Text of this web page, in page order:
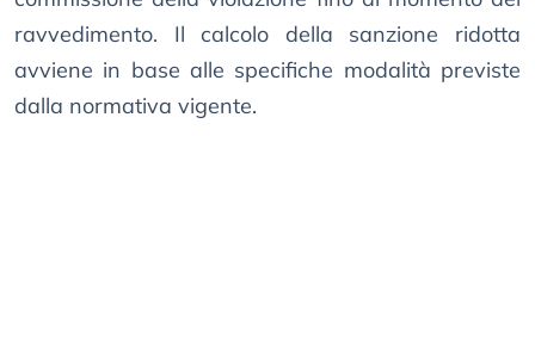
ravvedimento. Il calcolo della sanzione ridotta
avviene in base alle specifiche modalità previste
dalla normativa vigente.